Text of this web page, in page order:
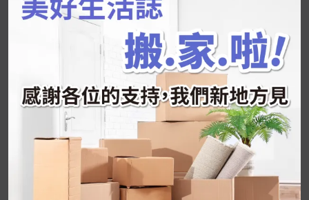
年已經等不及帶這盒跟我的親戚、朋友們一起分
2026 過年禮盒推薦｜五款百元健康伴手禮
停用猛健樂後會反彈嗎？作用解析＋停藥後體重
維持全攻略
公主營養師：飲食改變也是能快樂執行的！6 個
你一定要知道的技巧